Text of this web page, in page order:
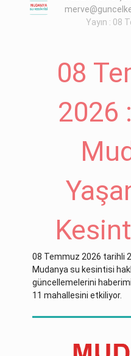
Yayın : 08
08
2026
08 Temmuz 2026 tarihli
Mudanya su kesintisi
güncellemelerini
11 mahallesini etkiliyor.